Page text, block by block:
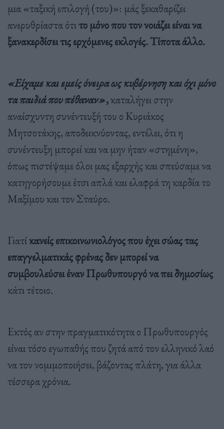
μια «ταξική επιλογή (του)»: μάς ξεκαθαρίζει
ανερυθρίαστα ότιτο μόνο που τον νοιάζει είναι να
ξανακερδίσει τις ερχόμενες εκλογές. Τίποτα άλλο.
«Είχαμε και εμείς όνειρα ως κυβέρνηση και όχι μόνο
τα παιδιά που πέθαναν»,καταλήγει στην
αναίσχυντη συνέντευξή του ο Κυριάκος
Μητσοτάκης, αποδεικνύοντας, εντέλει, ότι η
συνέντευξη μπορεί και να μην ήταν «στημένη»,
όπως πιστέψαμε όλοι μας εξαρχής και σπεύσαμε να
κατηγορήσουμε έτσι απλά και ελαφρά τη καρδία το
Μαξίμου και τον Σταύρο.
Γιατίκανείς επικοινωνιολόγος που έχει σώας τας
επαγγελματικάς φρένας δεν μπορεί να
συμβουλεύσει έναν Πρωθυπουργό να πει δημοσίως
κάτι τέτοιο.
Εκτός αν στην πραγματικότητα ο Πρωθυπουργός
είναι τόσο εγωπαθής που ζητά από τον ελληνικό λαό
να τον νομιμοποιήσει, βάζοντας πλάτη, για άλλα
τέσσερα χρόνια.